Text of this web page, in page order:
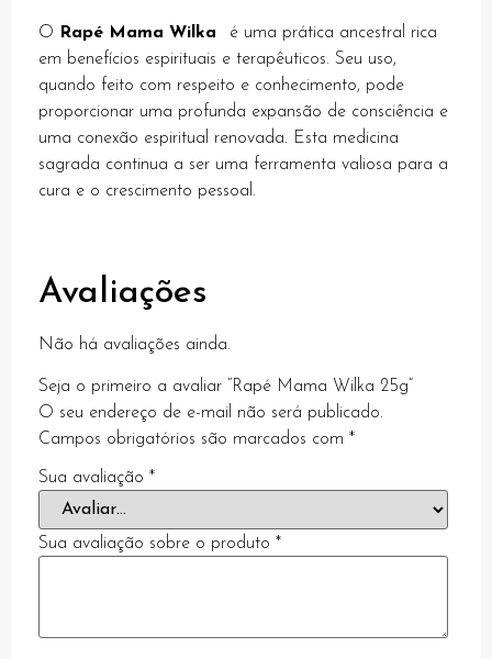
bonusu
bonusu
bonusu
bonusu
Forum
O Rapé Mama Wilka
é uma prática ancestral rica
em benefícios espirituais e terapêuticos. Seu uso,
quando feito com respeito e conhecimento, pode
proporcionar uma profunda expansão de consciência e
uma conexão espiritual renovada. Esta medicina
sagrada continua a ser uma ferramenta valiosa para a
cura e o crescimento pessoal.
Avaliações
Não há avaliações ainda.
Seja o primeiro a avaliar “Rapé Mama Wilka 25g”
O seu endereço de e-mail não será publicado.
Campos obrigatórios são marcados com *
Sua avaliação *
Sua avaliação sobre o produto *